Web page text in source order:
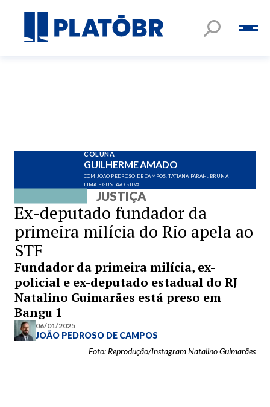
COLUNA
GUILHERME AMADO
COM JOÃO PEDROSO DE CAMPOS, TATIANA FARAH, BRUNA
LIMA E GUSTAVO SILVA
JUSTIÇA
Ex-deputado fundador da
primeira milícia do Rio apela ao
STF
Fundador da primeira milícia, ex-
policial e ex-deputado estadual do RJ
Natalino Guimarães está preso em
Bangu 1
06/01/2025
JOÃO PEDROSO DE CAMPOS
Foto: Reprodução/Instagram Natalino Guimarães